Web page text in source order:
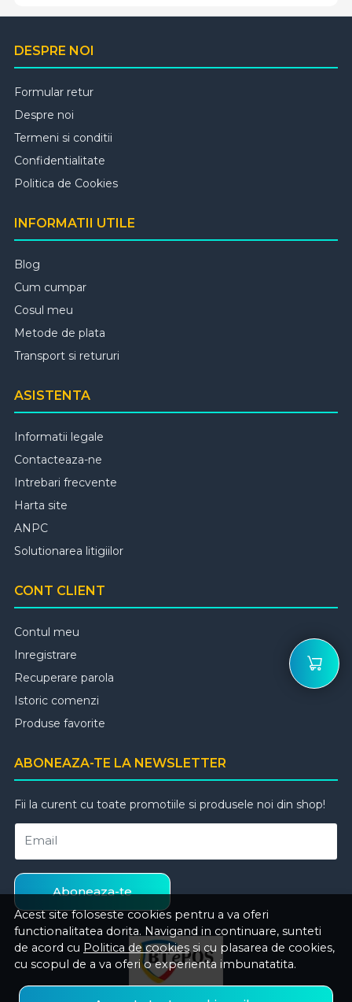
Acest site foloseste cookies pentru a va oferi
functionalitatea dorita. Navigand in continuare, sunteti
de acord cu Politica de cookies si cu plasarea de cookies,
cu scopul de a va oferi o experienta imbunatatita.
DESPRE NOI
Formular retur
Despre noi
Termeni si conditii
Confidentialitate
Politica de Cookies
INFORMATII UTILE
Blog
Cum cumpar
Cosul meu
Metode de plata
Transport si retururi
ASISTENTA
Informatii legale
Contacteaza-ne
Intrebari frecvente
Harta site
ANPC
Solutionarea litigiilor
CONT CLIENT
Contul meu
Inregistrare
Recuperare parola
Istoric comenzi
Produse favorite
ABONEAZA-TE LA NEWSLETTER
Fii la curent cu toate promotiile si produsele noi din shop!
Email
Aboneaza-te